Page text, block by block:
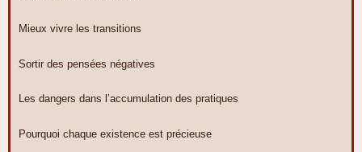
Mieux vivre les transitions
Sortir des pensées négatives
Les dangers dans l’accumulation des pratiques
Pourquoi chaque existence est précieuse